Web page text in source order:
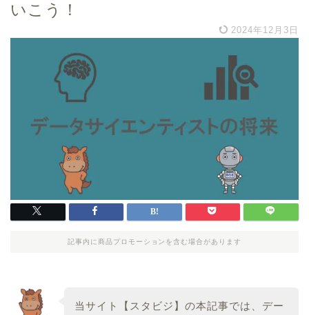
いこう！
2024年12月3日
記事内に商品プロモーションを含む場合があります
当サイト【スタビジ】の本記事では、デー